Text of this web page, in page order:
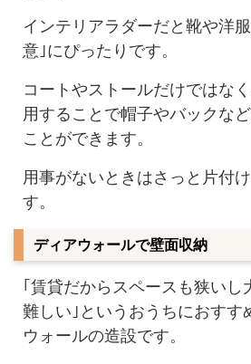
インテリアラダーだと靴や洋
意｣にぴったりです。
コートやストールだけではな
用することで帽子やバックな
ことができます。
用事がないときはさっと片付
す。
ディアウォールで壁面収納
｢賃貸だからスペースも狭いし
難しい｣というおうちにおすす
ウォールの造設です。